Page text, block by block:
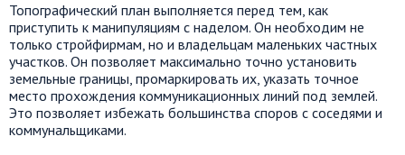
Топографический план выполняется перед тем, как
приступить к манипуляциям с наделом. Он необходим не
только стройфирмам, но и владельцам маленьких частных
участков. Он позволяет максимально точно установить
земельные границы, промаркировать их, указать точное
место прохождения коммуникационных линий под землей.
Это позволяет избежать большинства споров с соседями и
коммунальщиками.